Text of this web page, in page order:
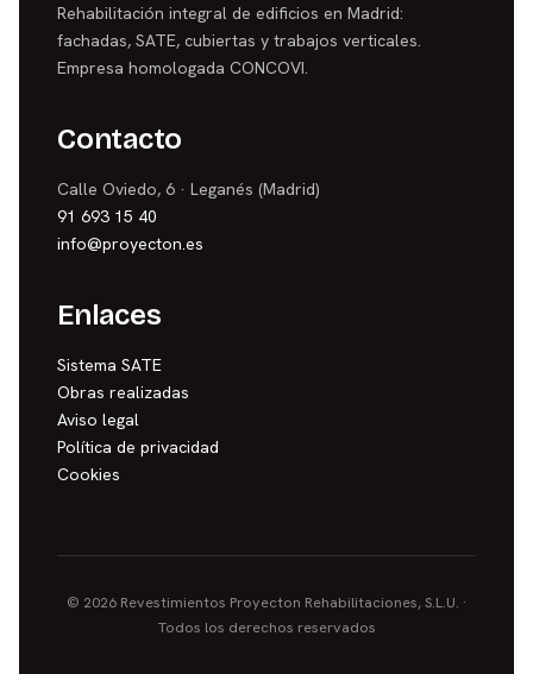
Rehabilitación integral de edificios en Madrid:
fachadas, SATE, cubiertas y trabajos verticales.
Empresa homologada CONCOVI.
Contacto
Calle Oviedo, 6 · Leganés (Madrid)
91 693 15 40
info@proyecton.es
Enlaces
Sistema SATE
Obras realizadas
Aviso legal
Política de privacidad
Cookies
© 2026 Revestimientos Proyecton Rehabilitaciones, S.L.U. ·
Todos los derechos reservados